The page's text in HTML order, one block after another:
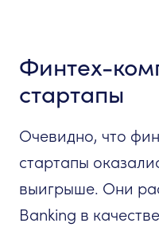
Финтех-
стартапы
Очевидно, что
стартапы
выигрыше. Они
Banking в